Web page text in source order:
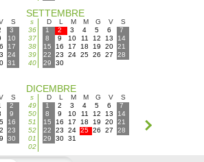
S
3
10
17
24
31
SETTEMBRE
s D L M M G V
S
36
1 2 3 4 5 6
7
37
8 9 10 11 12 13
14
38
15 16 17 18 19 20 21
39
22 23 24 25 26 27
28
40
29 30
S
2
9
16
23
30
DICEMBRE
s D L M M G V
S
49
1 2 3 4 5 6
7
50
8 9 10 11 12 13
14
51
15 16 17 18 19 20 21
52
22 23 24 25 26 27
28
01
29 30 31
02